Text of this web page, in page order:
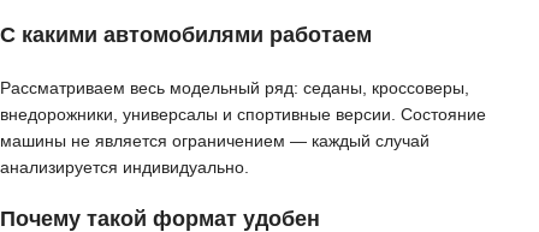
С какими автомобилями работаем
Рассматриваем весь модельный ряд: седаны, кроссоверы,
внедорожники, универсалы и спортивные версии. Состояние
машины не является ограничением — каждый случай
анализируется индивидуально.
Почему такой формат удобен